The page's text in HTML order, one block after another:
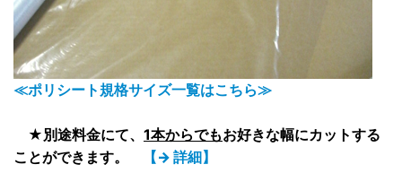
≪ポリシート規格サイズ一覧はこちら≫
★別途料金にて、 1本からでもお好きな幅にカットする
ことができます。
【→ 詳細】